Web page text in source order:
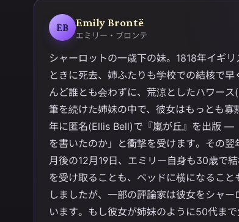
EB Emily Brontë
エミリー・ブロンテ
シャーロットの一歳下の妹。1818年イギ
ときに死去、姉ふたりも学校での結核で
んど誰とも会わずに、荒涼としたハワー
筆を続けた姉妹の中で、彼女はもっとも
年に匿名(Ellis Bell)で『嵐が丘』を出版 —
を書いたのか」と衝撃を受けます。その
月後の12月19日、エミリー自身も30歳で
を受け取ることも、ベッドに横になるこ
しましたが、一部の評論家は彼女をシャ
います。もし彼女が姉妹のように50代ま